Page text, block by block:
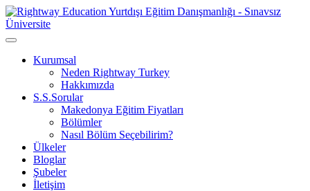
Kurumsal
Neden Rightway Turkey
Hakkımızda
S.S.Sorular
Makedonya Eğitim Fiyatları
Bölümler
Nasıl Bölüm Seçebilirim?
Ülkeler
Bloglar
Şubeler
İletişim